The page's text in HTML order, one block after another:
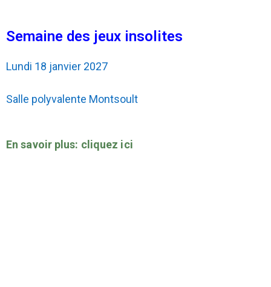
Semaine des jeux insolites
Lundi 18 janvier 2027
Salle polyvalente Montsoult
En savoir plus: cliquez ici